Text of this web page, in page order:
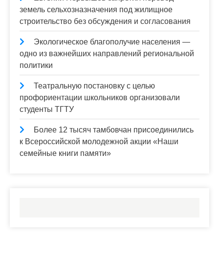
земель сельхозназначения под жилищное
строительство без обсуждения и согласования
Экологическое благополучие населения —
одно из важнейших направлений региональной
политики
Театральную постановку с целью
профориентации школьников организовали
студенты ТГТУ
Более 12 тысяч тамбовчан присоединились
к Всероссийской молодежной акции «Наши
семейные книги памяти»